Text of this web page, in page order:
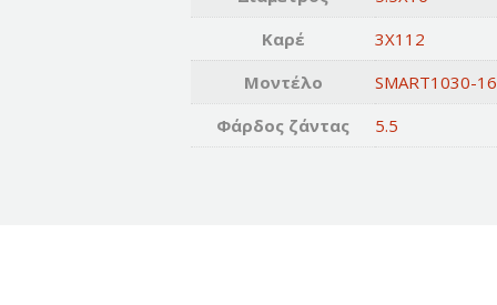
Καρέ
3X112
Μοντέλο
SMART1030-
Φάρδος ζάντας
5.5